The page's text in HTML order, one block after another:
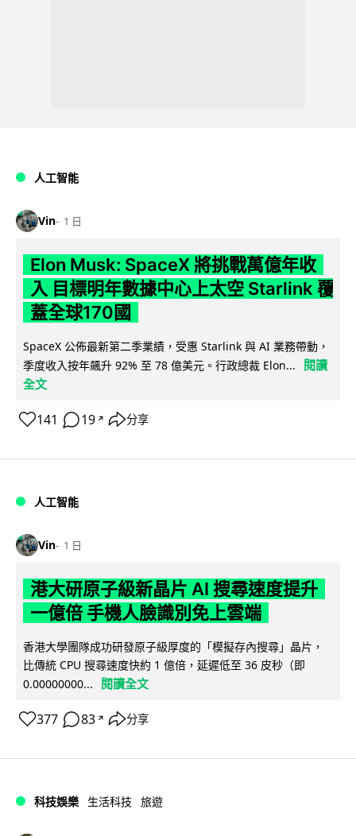
人工智能
Vin 1 日
Elon Musk: SpaceX 將挑戰萬億年收
入 目標明年數據中心上太空 Starlink 覆
蓋全球170國
SpaceX 公佈最新第二季業績，受惠 Starlink 與 AI 業務帶動，
季度收入按年飆升 92% 至 78 億美元。行政總裁 Elon...
閱讀
全文
141 19 ↗ 分享
人工智能
Vin 1 日
港大研原子級新晶片 AI 搜尋速度提升
一億倍 手機人臉識別免上雲端
香港大學團隊成功研發原子級厚度的「模擬存內搜尋」晶片，
比傳統 CPU 搜尋速度快約 1 億倍，延遲低至 36 皮秒（即
0.00000000...
閱讀全文
377 83 ↗ 分享
科技娛樂 生活科技 旅遊